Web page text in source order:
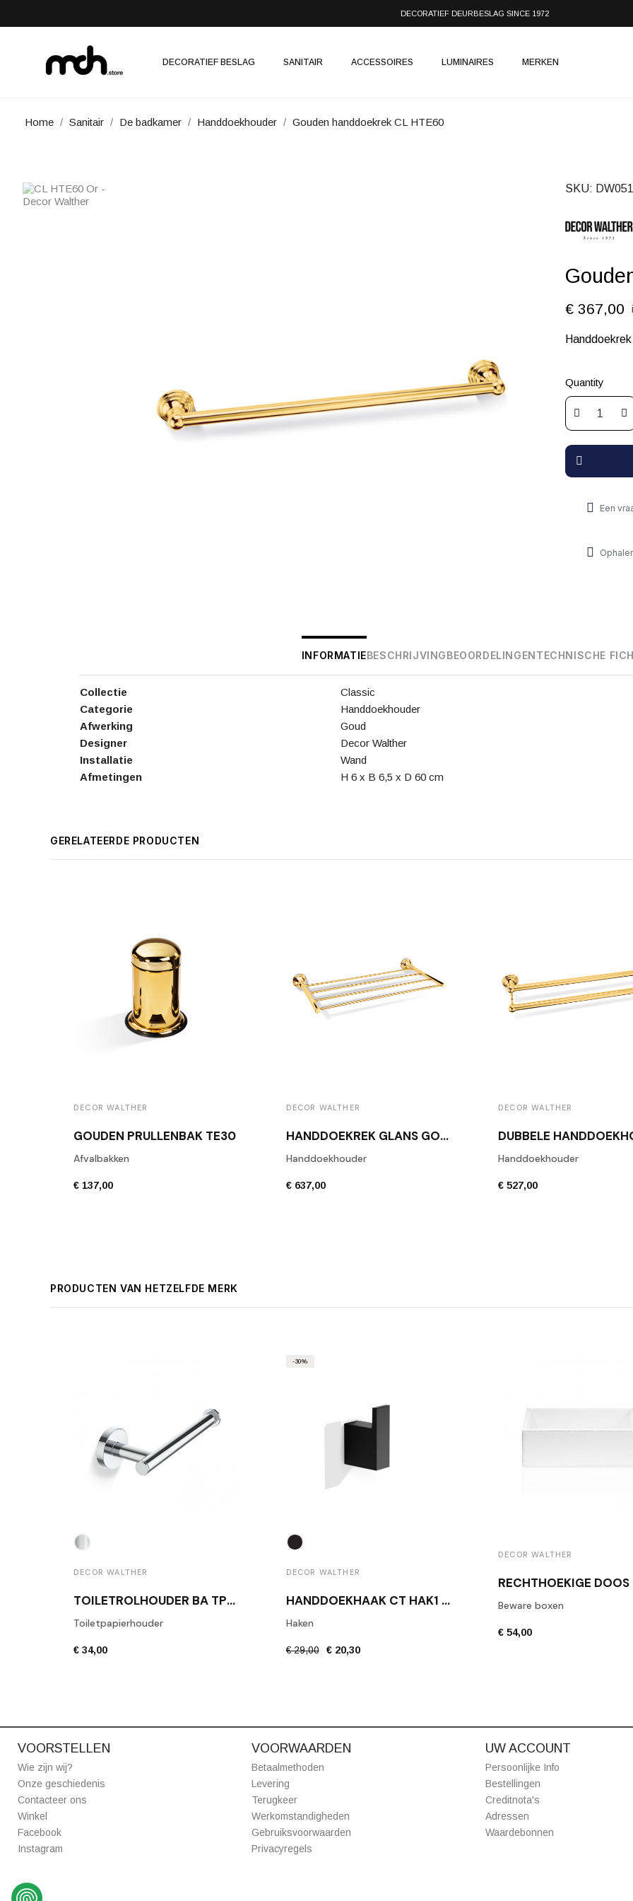
DECORATIEF DEURBESLAG SINCE 1972
DECORATIEF BESLAG SANITAIR ACCESSOIRES LUMINAIRES MERKEN
Home Sanitair De badkamer Handdoekhouder Gouden handdoekrek CL HTE60
SKU
€ 367,00
Quantity
Een
INFORMATIEBESCHRIJVINGBEOORDELINGENTECHNISCHE
Collectie
Classic
Categorie
Handdoekhouder
Afwerking
Goud
Designer
Decor Walther
Installatie
Wand
Afmetingen
H 6 x B 6,5 x D 60 cm
GERELATEERDE PRODUCTEN
DECOR WALTHER
GOUDEN PRULLENBAK TE30
Afvalbakken
€ 137,00
DECOR WALTHER
HANDDOEKREK GLANS GOUD DECOR WALTHER CL HTA
Handdoekhouder
€ 637,00
DECOR WALTHER
Handdoekhouder
€ 527,00
PRODUCTEN VAN HETZELFDE MERK
DECOR WALTHER
TOILETROLHOUDER BA TPH1 GEPOLIJST CHROOM
Toiletpapierhouder
€ 34,00
DECOR WALTHER
HANDDOEKHAAK CT HAK1 MAT ZWART
Haken
€ 29,00 € 20,30
-30%
DECOR WALTHER
Beware boxen
€ 54,00
VOORSTELLEN
Wie zijn wij?
Onze geschiedenis
Contacteer ons
Winkel
Facebook
Instagram
VOORWAARDEN
Betaalmethoden
Levering
Terugkeer
Werkomstandigheden
Gebruiksvoorwaarden
Privacyregels
UW ACCOUNT
Persoonlijke Info
Bestellingen
Creditnota's
Adressen
Waardebonnen